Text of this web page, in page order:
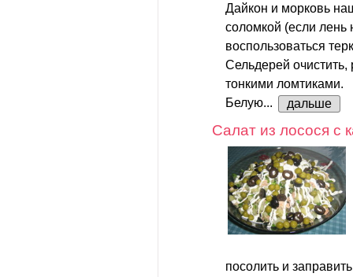
Дайкон и морковь
соломкой (если лень
воспользоваться
Сельдерей очистить,
тонкими ломтиками.
Белую...
дальше
Салат из лосося с
посолить и